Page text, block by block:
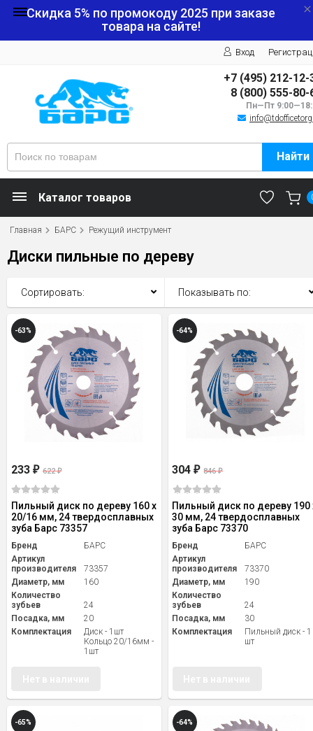
Скидка 5% по промокоду 2025 при заказе
товара на сайте!
Вход
+7 (495) 212-12-
8 (800) 555-80-
Пн—Пт
Найти
Каталог товаров
Главная БАРС Режущий инструмент
Диски пильные по дереву
Сортировать: Показывать по:
-63%
233 ₽ 622₽
Пильный диск по дереву 160 x
20/16 мм, 24 твердосплавных
зуба Барс 73357
Бренд
БАРС
Артикул
производителя
73357
Диаметр, мм
160
Количество
зубьев
24
Посадка, мм
20
Комплектация
Диск - 1шт
Кольцо 20/16мм -
1шт
-64%
304₽ 846₽
Пильный диск по дереву 190
30 мм, 24 твердосплавных
зуба Барс 73370
Бренд
БАРС
Артикул
производителя
73370
Диаметр, мм
190
Количество
зубьев
24
Посадка, мм
30
Комплектация
Пильный диск - 1
шт
-65% -64%